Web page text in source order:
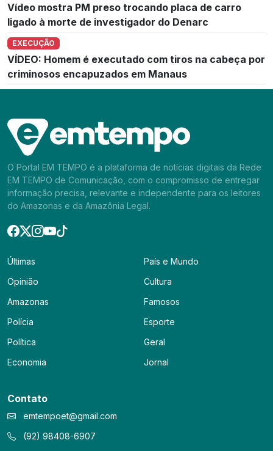
Vídeo mostra PM preso trocando placa de carro
ligado à morte de investigador do Denarc
EXECUÇÃO
VÍDEO: Homem é executado com tiros na cabeça por
criminosos encapuzados em Manaus
O Portal EM TEMPO é a plataforma de notícias digitais da Rede
EM TEMPO de Comunicação, com o compromisso de entregar
informação precisa, relevante e independente para os leitores
do Amazonas e da Amazônia Legal.
Últimas
Opinião
Amazonas
Polícia
Política
Economia
País e Mundo
Cultura
Famosos
Esporte
Geral
Jornal
Contato
emtempoet@gmail.com
(92) 98408-6907